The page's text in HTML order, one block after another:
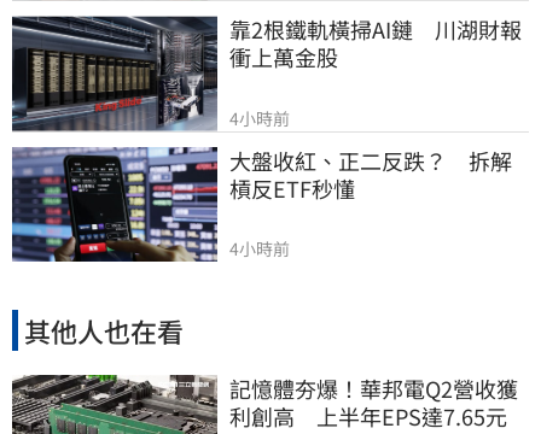
靠2根鐵軌橫掃AI鏈　川湖財報
衝上萬金股
4小時前
大盤收紅、正二反跌？　拆解
槓反ETF秒懂
4小時前
其他人也在看
記憶體夯爆！華邦電Q2營收獲
利創高 上半年EPS達7.65元